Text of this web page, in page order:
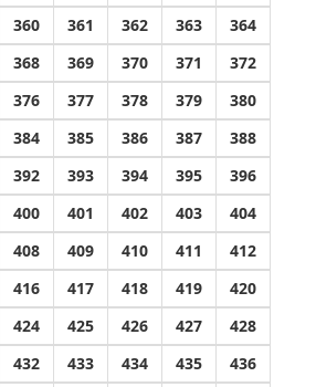
360 361 362 363
364
368 369 370 371
372
376 377 378 379
380
384 385 386 387
388
392 393 394 395
396
400 401 402 403
404
408 409 410 411
412
416 417 418 419
420
424 425 426 427
428
432 433 434 435
436